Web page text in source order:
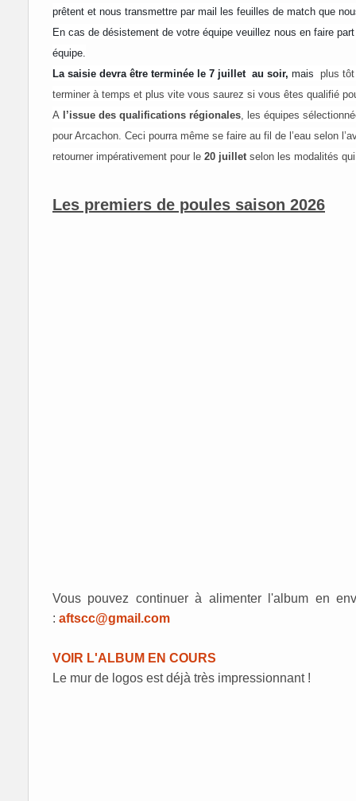
prêtent et nous transmettre par mail les feuilles de match que
En cas de désistement de votre équipe veuillez nous en faire
équipe.
La saisie devra être terminée le 7 juillet au soir, mais plus
terminer à temps et plus vite vous saurez si vous êtes qualifié
A l’issue des qualifications régionales, les équipes
pour Arcachon. Ceci pourra même se faire au fil de l’eau selon
retourner impérativement pour le 20 juilletselon les modalités
Les premiers de poules saison 2026
Vous pouvez continuer à alimenter l'album en
: aftscc@gmail.com
VOIR L'ALBUM EN COURS
Le mur de logos est déjà très impressionnant !